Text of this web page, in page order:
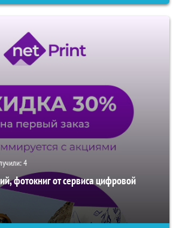
4
фотокниг от сервиса цифровой